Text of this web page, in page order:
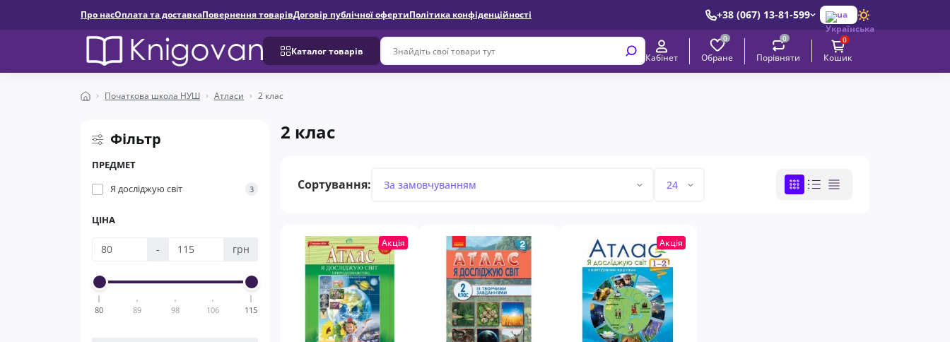
Про насОплата та доставкаПовернення товарівДоговір публічної офертиПолітика конфіденційності +38 (067) 13-81-599 ua
Каталог товарів
Кабінет
0
Обране
0
Порівняти
0
Кошик
Початкова школа НУШ Атласи 2 клас
Фільтр
ПРЕДМЕТ
Я досліджую світ
3
ЦІНА
- грн
80 89 98 106 115
2 клас
Сортування:
Акція Акція